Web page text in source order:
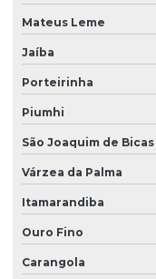
Mateus Leme
Jaíba
Porteirinha
Piumhi
São Joaquim de Bicas
Várzea da Palma
Itamarandiba
Ouro Fino
Carangola